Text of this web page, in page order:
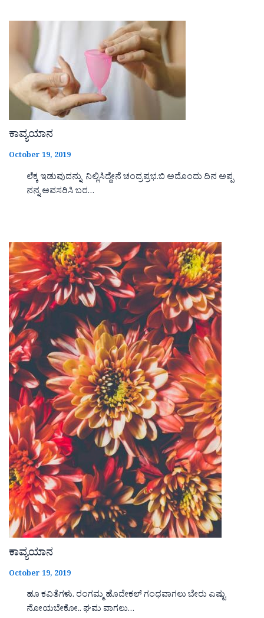
ಕಾವ್ಯಯಾನ
October 19, 2019
ಲೆಕ್ಕ ಇಡುವುದನ್ನು ನಿಲ್ಲಿಸಿದ್ದೇನೆ ಚಂದ್ರಪ್ರಭ.ಬಿ ಅದೊಂದು ದಿನ ಅಪ್ಪ
ನನ್ನ ಅವಸರಿಸಿ ಬರ…
ಕಾವ್ಯಯಾನ
October 19, 2019
ಹೂ ಕವಿತೆಗಳು. ರಂಗಮ್ಮ ಹೊದೇಕಲ್ ಗಂಧವಾಗಲು ಬೇರು ಎಷ್ಟು
ನೋಯಬೇಕೋ.. ಘಮ ವಾಗಲು…